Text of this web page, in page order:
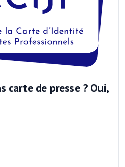
carte de presse ? Oui,